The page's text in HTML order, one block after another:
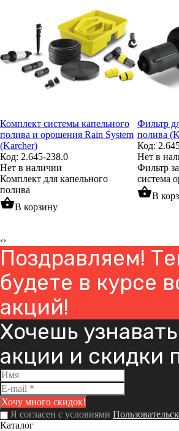
Комплект системы капельного
полива и орошения Rain System
(Karcher)
Код: 2.645-238.0
Нет в наличии
Комплект для капельного
полива
shopping_basketВ корзину
Фильтр
полива
Код:
Нет в
Фильтр
система
shopping_basketВ
‹›
Поздравляем!
будете в курсе
акций!
Хочешь
акции и скидки
Я согласен с условиями
Каталог